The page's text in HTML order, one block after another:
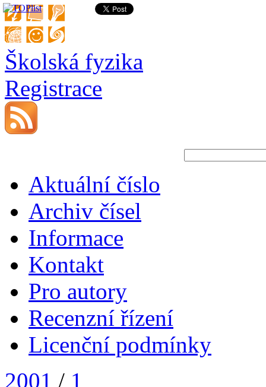
Školská fyzika
Registrace
Aktuální číslo
Archiv čísel
Informace
Kontakt
Pro autory
Recenzní řízení
Licenční podmínky
2001 / 1